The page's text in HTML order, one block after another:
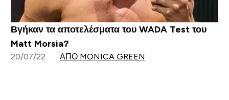
Βγήκαν τα αποτελέσματα του WADA Test του
Matt Morsia?
20/07/22 ΑΠΌ MONICA GREEN